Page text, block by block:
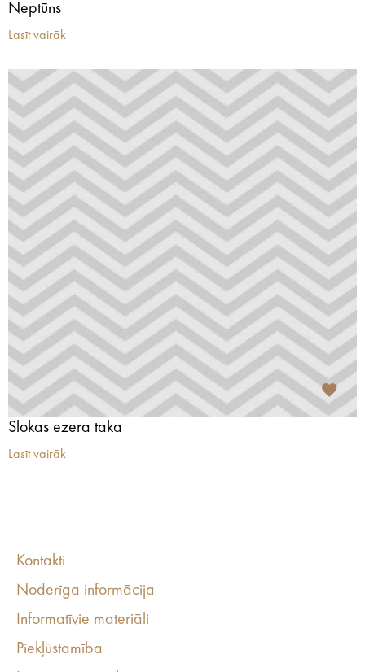
Neptūns
Lasīt vairāk
Slokas ezera taka
Lasīt vairāk
Kontakti
Noderīga informācija
Informatīvie materiāli
Piekļūstamība